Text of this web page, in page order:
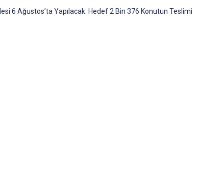
6 Ağustos’ta Yapılacak: Hedef 2 Bin 376 Konutun Teslimi